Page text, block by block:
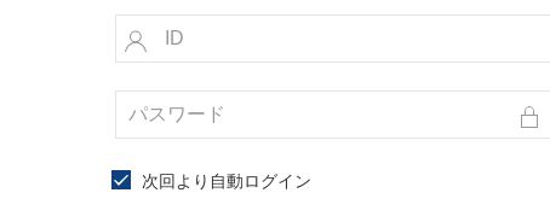
次回より自動ログイン